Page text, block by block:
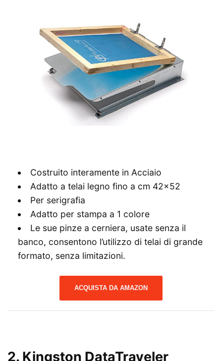
Costruito interamente in Acciaio
Adatto a telai legno fino a cm 42×52
Per serigrafia
Adatto per stampa a 1 colore
Le sue pinze a cerniera, usate senza il
banco, consentono l’utilizzo di telai di grande
formato, senza limitazioni.
ACQUISTA DA AMAZON
2. Kingston DataTraveler